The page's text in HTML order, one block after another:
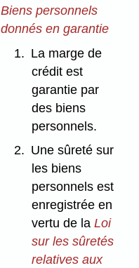
Biens personnels
donnés en garantie
1. La marge de
crédit est
garantie par
des biens
personnels.
2. Une sûreté sur
les biens
personnels est
enregistrée en
vertu de laLoi
sur les sûretés
relatives aux